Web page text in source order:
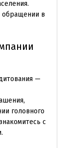
обращении в
—
головного
с